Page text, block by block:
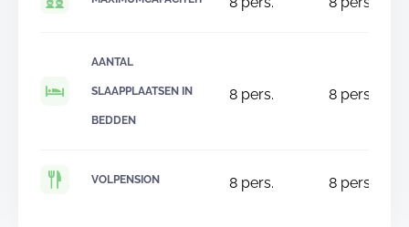
AANTAL
SLAAPPLAATSEN IN
BEDDEN
8 pers. 8pers.
VOLPENSION 8 pers. 8pers.